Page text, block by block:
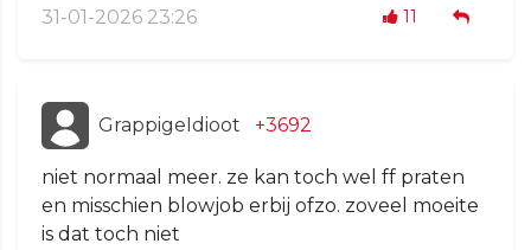
31-01-2026 23:26 11
GrappigeIdioot +3692
niet normaal meer. ze kan toch wel ff praten
en misschien blowjob erbij ofzo. zoveel moeite
is dat toch niet